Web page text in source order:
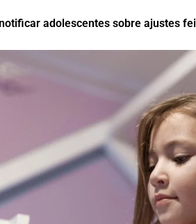
adolescentes sobre ajustes